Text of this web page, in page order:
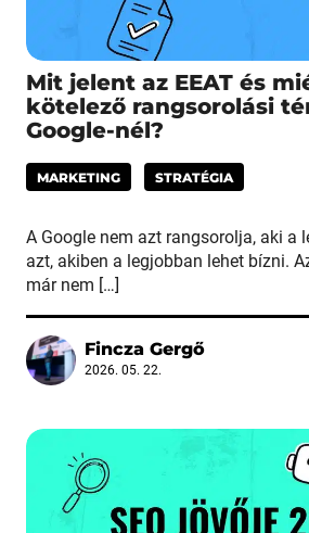
Mit jelent az EEAT és
kötelező rangsorolási
Google-nél?
MARKETING STRATÉGIA
A Google nem azt rangsorolja, aki a
azt, akiben a legjobban lehet bízni.
már nem […]
Fincza Gergő
2026. 05. 22.